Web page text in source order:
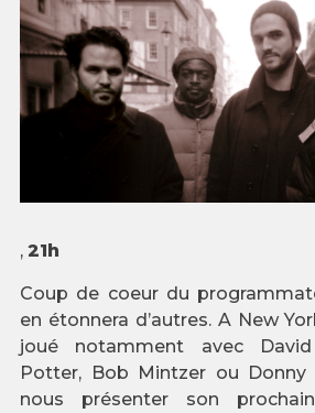
, 21h
Coup de coeur du
en étonnera d’autres. A New
joué notamment avec
Potter, Bob Mintzer ou Donny
nous présenter son